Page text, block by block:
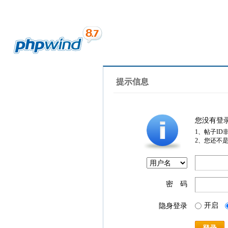
提示信息
您没有登
1、帖子ID
2、您还不
密 码
隐身登录 开启